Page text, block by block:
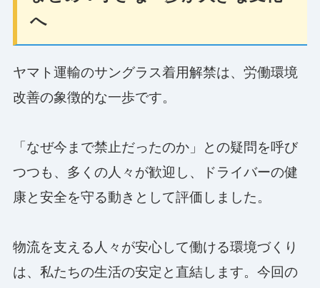
へ
ヤマト運輸のサングラス着用解禁は、労働環境
改善の象徴的な一歩です。
「なぜ今まで禁止だったのか」との疑問を呼び
つつも、多くの人々が歓迎し、ドライバーの健
康と安全を守る動きとして評価しました。
物流を支える人々が安心して働ける環境づくり
は、私たちの生活の安定と直結します。今回の